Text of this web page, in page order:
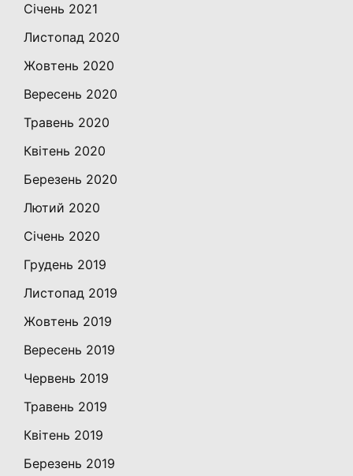
Січень 2021
Листопад 2020
Жовтень 2020
Вересень 2020
Травень 2020
Квітень 2020
Березень 2020
Лютий 2020
Січень 2020
Грудень 2019
Листопад 2019
Жовтень 2019
Вересень 2019
Червень 2019
Травень 2019
Квітень 2019
Березень 2019